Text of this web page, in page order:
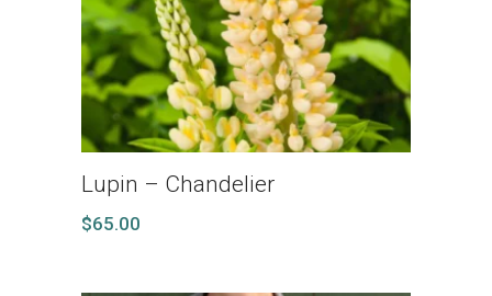
Lupin – Chandelier
$65.00